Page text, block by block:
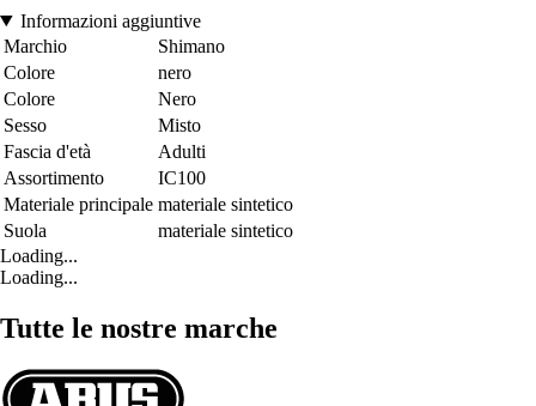
Informazioni aggiuntive
Marchio
Shimano
Colore
nero
Colore
Nero
Sesso
Misto
Fascia d'età
Adulti
Assortimento
IC100
Materiale principale materiale sintetico
Suola
materiale sintetico
Loading...
Loading...
Tutte le nostre marche